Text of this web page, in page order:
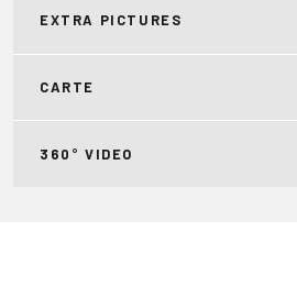
EXTRA PICTURES
CARTE
360° VIDEO